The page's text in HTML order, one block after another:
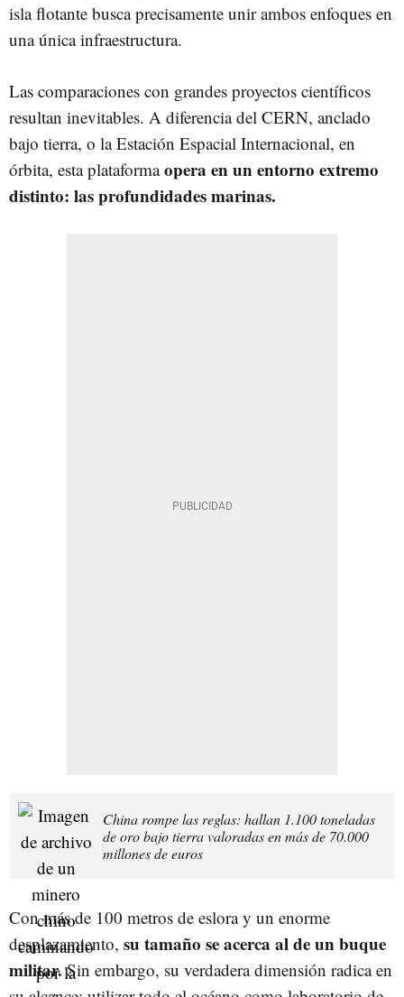
isla flotante busca precisamente unir ambos enfoques en
una única infraestructura.
Las comparaciones con grandes proyectos científicos
resultan inevitables. A diferencia del CERN, anclado
bajo tierra, o la Estación Espacial Internacional, en
órbita, esta plataformaopera en un entorno extremo
distinto: las profundidades marinas.
China rompe las reglas: hallan 1.100 toneladas
de oro bajo tierra valoradas en más de 70.000
millones de euros
Con más de 100 metros de eslora y un enorme
desplazamiento, su tamaño se acerca al de un buque
militar.Sin embargo, su verdadera dimensión radica en